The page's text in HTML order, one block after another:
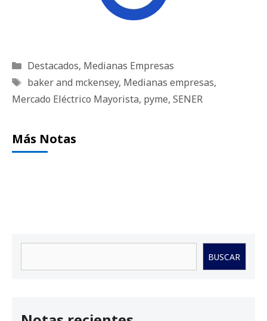
Categorías
Destacados, Medianas Empresas
Etiquetas
baker and mckensey, Medianas empresas,
Mercado Eléctrico Mayorista, pyme, SENER
Más Notas
BUSCAR